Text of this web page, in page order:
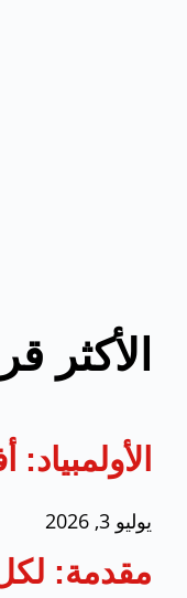
الأكثر
يوليو 3, 2026
مقدمة: